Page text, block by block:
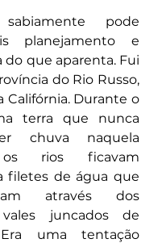
pode
planejamento e
do que aparenta. Fui
do Rio Russo,
Califórnia. Durante o
terra que nunca
chuva naquela
os rios ficavam
filetes de água que
através dos
vales juncados de
Era uma tentação